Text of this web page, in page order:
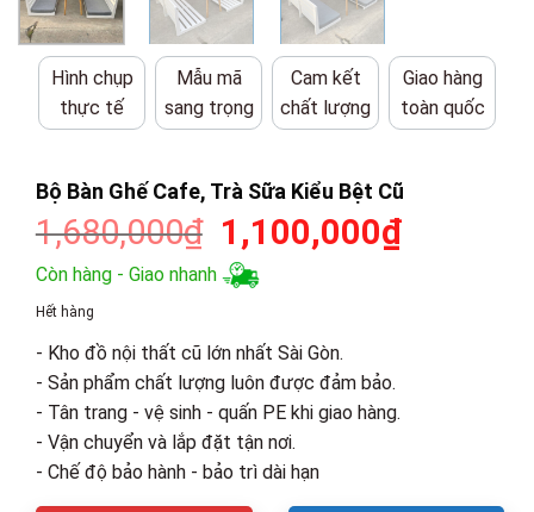
Hình chụp
thực tế
Mẫu mã
sang trọng
Cam kết
chất lượng
Giao hàng
toàn quốc
Bộ Bàn Ghế Cafe, Trà Sữa Kiểu Bệt Cũ
1,680,000₫ Giá
gốc
là:
1,100,000₫Giá
Còn hàng - Giao nhanh
Hết hàng
- Kho đồ nội thất cũ lớn nhất Sài Gòn.
- Sản phẩm chất lượng luôn được đảm bảo.
- Tân trang - vệ sinh - quấn PE khi giao hàng.
- Vận chuyển và lắp đặt tận nơi.
- Chế độ bảo hành - bảo trì dài hạn